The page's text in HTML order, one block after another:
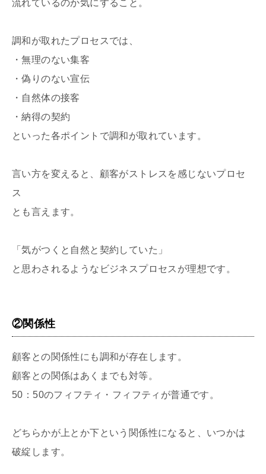
流れているのか気にすること。
調和が取れたプロセスでは、
・無理のない集客
・偽りのない宣伝
・自然体の接客
・納得の契約
といった各ポイントで調和が取れています。
言い方を変えると、顧客がストレスを感じないプロセ
ス
とも言えます。
「気がつくと自然と契約していた」
と思わされるようなビジネスプロセスが理想です。
②関係性
顧客との関係性にも調和が存在します。
顧客との関係はあくまでも対等。
50：50のフィフティ・フィフティが普通です。
どちらかが上とか下という関係性になると、いつかは
破綻します。